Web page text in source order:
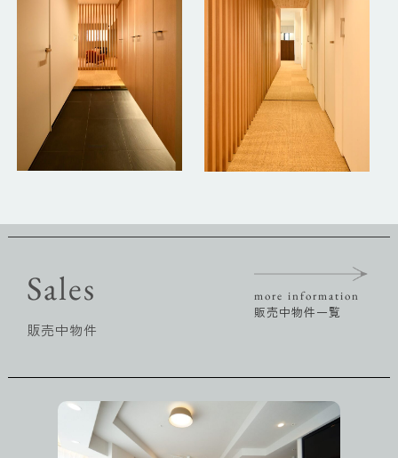
Sales
販売中物件
more information
販売中物件一覧